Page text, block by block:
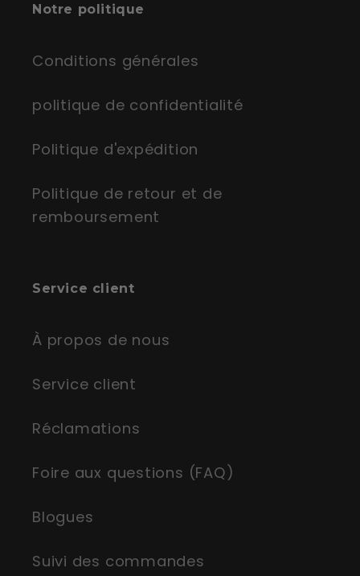
Notre politique
Conditions générales
politique de confidentialité
Politique d'expédition
Politique de retour et de
remboursement
Service client
À propos de nous
Service client
Réclamations
Foire aux questions (FAQ)
Blogues
Suivi des commandes